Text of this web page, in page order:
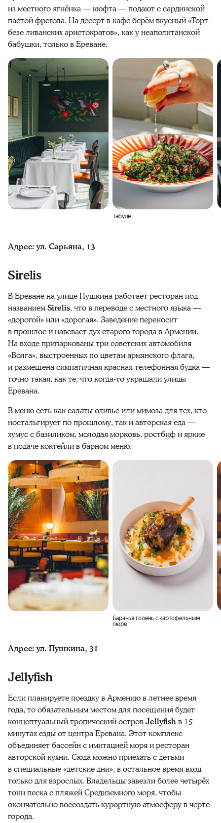
из местного ягнёнка — кюфта — подают с сардинской
пастой фрегола. На десерт в кафе берём вкусный «Торт-
безе ливанских аристократов», как у неаполитанской
бабушки, только в Ереване.
Табуле
Адрес: ул. Сарьяна, 13
Sirelis
В Ереване на улице Пушкина работает ресторан под
названиемSirelis, что в переводе с местного языка —
«дорогой» или «дорогая». Заведение переносит
в прошлое и навевает дух старого города в Армении.
На входе припаркованы три советских автомобиля
«Волга», выстроенных по цветам армянского флага,
и размещена симпатичная красная телефонная будка —
точно такая, как те, что когда-то украшали улицы
Еревана.
В меню есть как салаты оливье или мимоза для тех, кто
ностальгирует по прошлому, так и авторская еда —
хумус с базиликом, молодая морковь, ростбиф и яркие
в подаче коктейли в барном меню.
Баранья голень с картофельным
пюре
Адрес: ул. Пушкина, 31
Jellyfish
Если планируете поездку в Армению в летнее время
года, то обязательным местом для посещения будет
концептуальный тропический островJellyfishв 15
минутах езды от центра Еревана. Этот комплекс
объединяет бассейн с имитацией моря и ресторан
авторской кухни. Сюда можно приехать с детьми
в специальные «детские дни», в остальное время вход
только для взрослых. Владельцы завезли более четырёх
тонн песка с пляжей Средиземного моря, чтобы
окончательно воссоздать курортную атмосферу в черте
города.